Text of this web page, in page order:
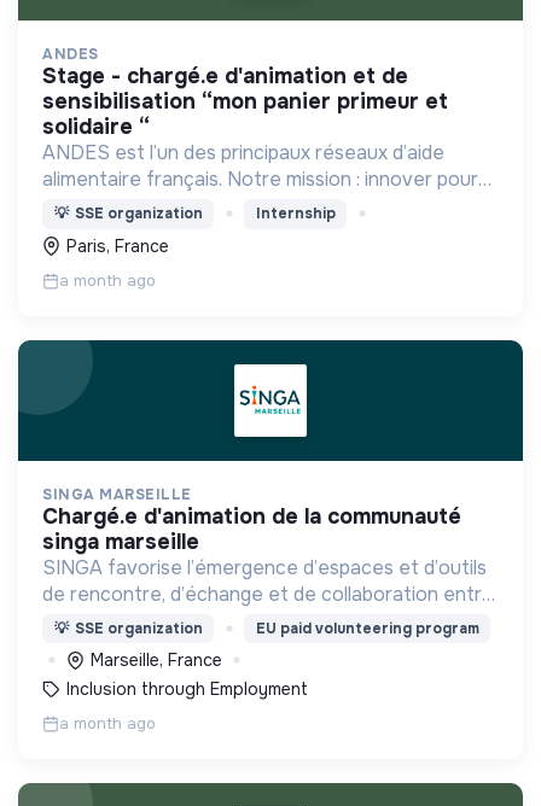
ANDES
stage - chargé.e d'animation et de
sensibilisation “mon panier primeur et
solidaire “
ANDES est l’un des principaux réseaux d’aide
alimentaire français. Notre mission : innover pour
l’insertion durable autour d’une alimentation de
qualité pour tous.
💡 SSE organization Internship
Paris, France
a month ago
SINGA MARSEILLE
chargé.e d'animation de la communauté
singa marseille
SINGA favorise l’émergence d’espaces et d’outils
de rencontre, d’échange et de collaboration entre
les primo-arrivant.e.s et la société d'accueil.
💡 SSE organization EU paid volunteering program
Marseille, France
Inclusion through Employment
a month ago